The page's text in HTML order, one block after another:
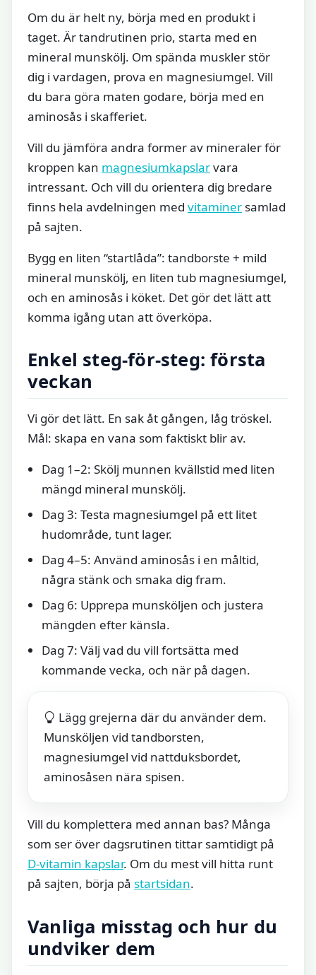
Om du är helt ny, börja med en produkt i
taget. Är tandrutinen prio, starta med en
mineral munskölj. Om spända muskler stör
dig i vardagen, prova en magnesiumgel. Vill
du bara göra maten godare, börja med en
aminosås i skafferiet.
Vill du jämföra andra former av mineraler för
kroppen kan magnesiumkapslarvara
intressant. Och vill du orientera dig bredare
finns hela avdelningen med vitaminer samlad
på sajten.
Bygg en liten “startlåda”: tandborste + mild
mineral munskölj, en liten tub magnesiumgel,
och en aminosås i köket. Det gör det lätt att
komma igång utan att överköpa.
Enkel steg-för-steg: första
veckan
Vi gör det lätt. En sak åt gången, låg tröskel.
Mål: skapa en vana som faktiskt blir av.
Dag 1–2: Skölj munnen kvällstid med liten
mängd mineral munskölj.
Dag 3: Testa magnesiumgel på ett litet
hudområde, tunt lager.
Dag 4–5: Använd aminosås i en måltid,
några stänk och smaka dig fram.
Dag 6: Upprepa munsköljen och justera
mängden efter känsla.
Dag 7: Välj vad du vill fortsätta med
kommande vecka, och när på dagen.
Lägg grejerna där du använder dem.
Munsköljen vid tandborsten,
magnesiumgel vid nattduksbordet,
aminosåsen nära spisen.
Vill du komplettera med annan bas? Många
som ser över dagsrutinen tittar samtidigt på
D‑vitamin kapslar. Om du mest vill hitta runt
på sajten, börja på startsidan.
Vanliga misstag och hur du
undviker dem